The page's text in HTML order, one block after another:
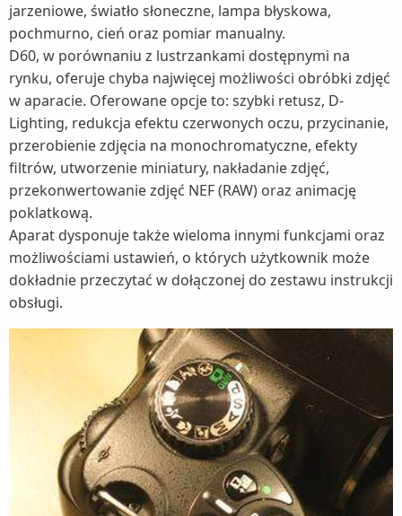
jarzeniowe, światło słoneczne, lampa błyskowa,
pochmurno, cień oraz pomiar manualny.
D60, w porównaniu z lustrzankami dostępnymi na
rynku, oferuje chyba najwięcej możliwości obróbki zdjęć
w aparacie. Oferowane opcje to: szybki retusz, D-
Lighting, redukcja efektu czerwonych oczu, przycinanie,
przerobienie zdjęcia na monochromatyczne, efekty
filtrów, utworzenie miniatury, nakładanie zdjęć,
przekonwertowanie zdjęć NEF (RAW) oraz animację
poklatkową.
Aparat dysponuje także wieloma innymi funkcjami oraz
możliwościami ustawień, o których użytkownik może
dokładnie przeczytać w dołączonej do zestawu instrukcji
obsługi.